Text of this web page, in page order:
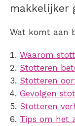
makkelijker
Wat komt aan
Waarom
Stotteren
Stotteren
Gevolgen
Stotteren
Tips om het